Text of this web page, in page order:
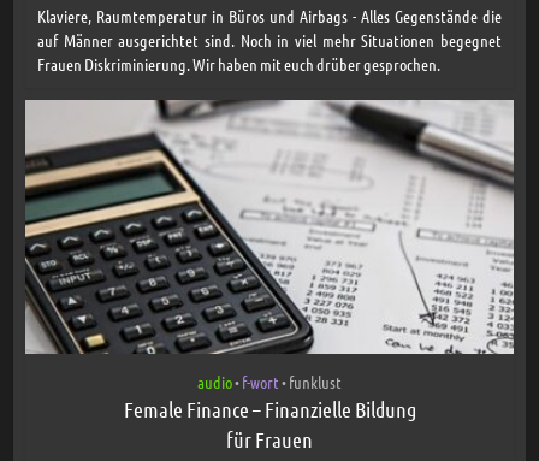
Klaviere, Raumtemperatur in Büros und Airbags - Alles Gegenstände die
auf Männer ausgerichtet sind. Noch in viel mehr Situationen begegnet
Frauen Diskriminierung. Wir haben mit euch drüber gesprochen.
audio•f-wort•funklust
Female Finance – Finanzielle Bildung
für Frauen